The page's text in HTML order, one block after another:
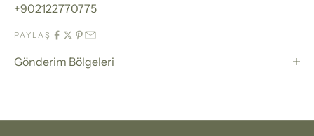
+902122770775
PAYLAŞ
Gönderim Bölgeleri